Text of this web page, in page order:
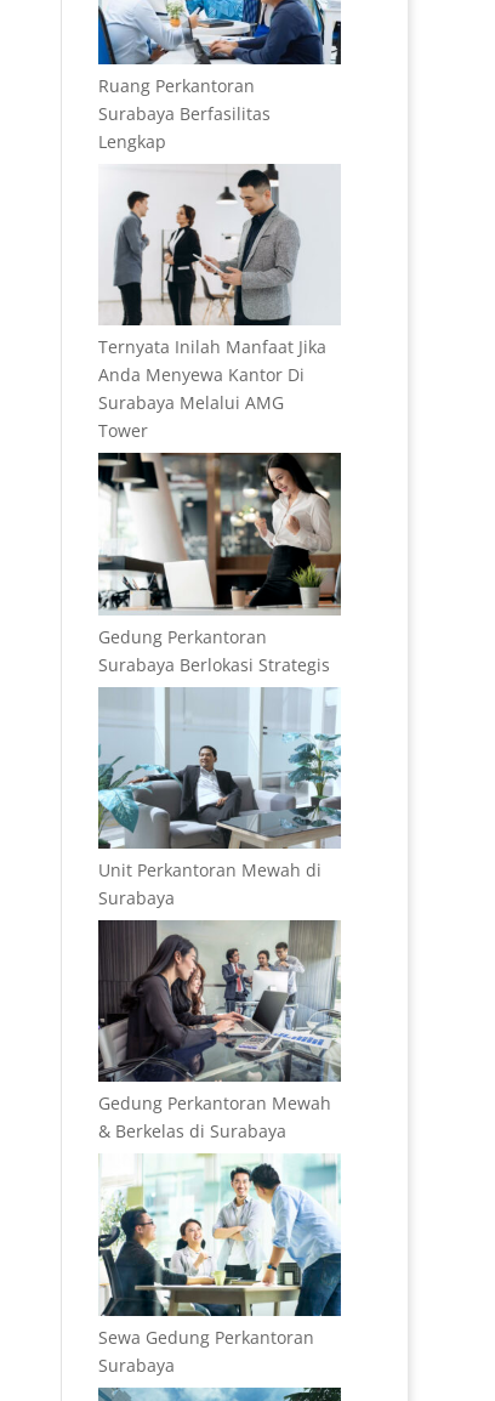
Ruang Perkantoran
Surabaya Berfasilitas
Lengkap
Ternyata Inilah Manfaat Jika
Anda Menyewa Kantor Di
Surabaya Melalui AMG
Tower
Gedung Perkantoran
Surabaya Berlokasi Strategis
Unit Perkantoran Mewah di
Surabaya
Gedung Perkantoran Mewah
& Berkelas di Surabaya
Sewa Gedung Perkantoran
Surabaya